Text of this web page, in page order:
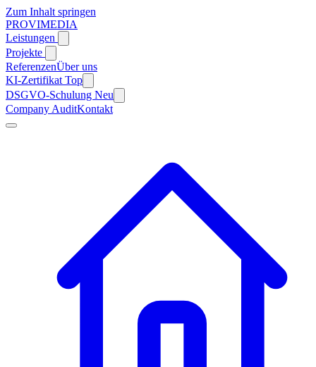
Zum Inhalt springen
PROVIMEDIA
Leistungen
Projekte
ReferenzenÜber uns
KI-Zertifikat Top
DSGVO-Schulung Neu
Company AuditKontakt